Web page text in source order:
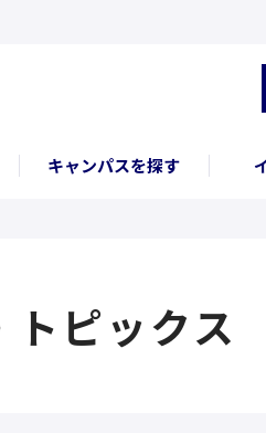
キャンパスを探す
トピックス